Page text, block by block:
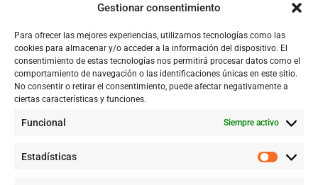
Gestionar consentimiento
Para ofrecer las mejores experiencias, utilizamos tecnologías como las
cookies para almacenar y/o acceder a la información del dispositivo. El
consentimiento de estas tecnologías nos permitirá procesar datos como el
comportamiento de navegación o las identificaciones únicas en este sitio.
No consentir o retirar el consentimiento, puede afectar negativamente a
ciertas características y funciones.
Funcional Siempre activo
Estadísticas
Catálogo
Blog
Contacto